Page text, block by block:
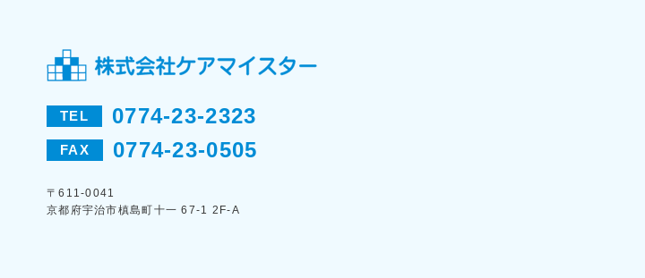
TEL 0774-23-2323
FAX 0774-23-0505
〒611-0041
京都府宇治市槙島町十一 67-1 2F-A